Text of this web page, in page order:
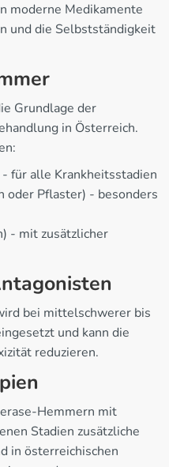
moderne Medikamente
und die Selbstständigkeit
Grundlage der
in Österreich.
für alle Krankheitsstadien
oder Pflaster) - besonders
- mit zusätzlicher
bei mittelschwerer bis
und kann die
reduzieren.
Hemmern mit
Stadien zusätzliche
in österreichischen